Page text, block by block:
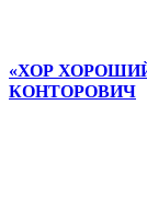
«ХОР
КОНТОРОВИЧ